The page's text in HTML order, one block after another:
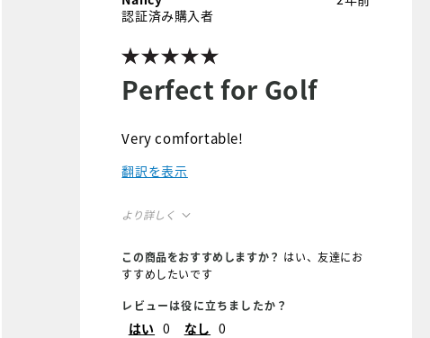
Perfect for Golf
認証済み購入者
Very comfortable!
翻訳を表示
より詳しく
Overall Size
この商品をおすすめしますか？ はい、友達にお
すすめしたいです
レビューは役に立ちましたか？
はい 0 なし 0